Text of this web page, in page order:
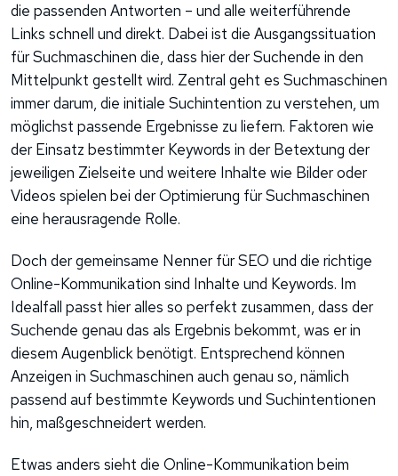
die passenden Antworten – und alle weiterführende
Links schnell und direkt. Dabei ist die Ausgangssituation
für Suchmaschinen die, dass hier der Suchende in den
Mittelpunkt gestellt wird. Zentral geht es Suchmaschinen
immer darum, die initiale Suchintention zu verstehen, um
möglichst passende Ergebnisse zu liefern. Faktoren wie
der Einsatz bestimmter Keywords in der Betextung der
jeweiligen Zielseite und weitere Inhalte wie Bilder oder
Videos spielen bei der Optimierung für Suchmaschinen
eine herausragende Rolle.
Doch der gemeinsame Nenner für SEO und die richtige
Online-Kommunikation sind Inhalte und Keywords. Im
Idealfall passt hier alles so perfekt zusammen, dass der
Suchende genau das als Ergebnis bekommt, was er in
diesem Augenblick benötigt. Entsprechend können
Anzeigen in Suchmaschinen auch genau so, nämlich
passend auf bestimmte Keywords und Suchintentionen
hin, maßgeschneidert werden.
Etwas anders sieht die Online-Kommunikation beim